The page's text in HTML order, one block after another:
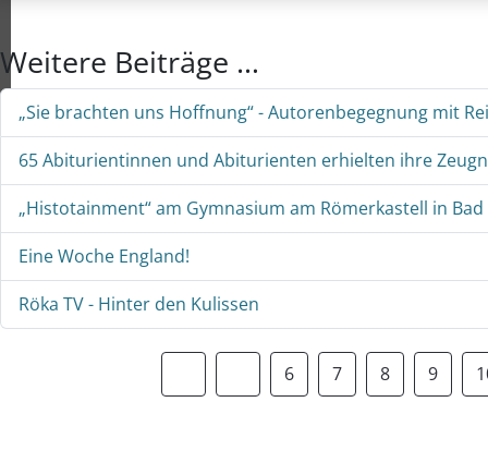
Weitere Beiträge …
„Sie brachten uns Hoffnung“ - Autorenbegegnung mit
65 Abiturientinnen und Abiturienten erhielten ihre
„Histotainment“ am Gymnasium am Römerkastell in
Eine Woche England!
Röka TV - Hinter den Kulissen
6 7 8 9